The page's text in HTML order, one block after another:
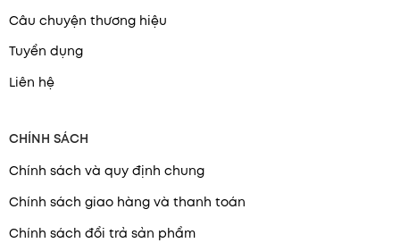
Câu chuyện thương hiệu
Tuyển dụng
Liên hệ
CHÍNH SÁCH
Chính sách và quy định chung
Chính sách giao hàng và thanh toán
Chính sách đổi trả sản phẩm